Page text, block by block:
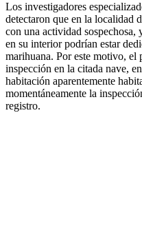
Los investigadores
detectaron que en la localidad
con una actividad sospechosa,
en su interior podrían estar
marihuana. Por este motivo, el
inspección en la citada nave,
habitación aparentemente
momentáneamente la
registro.